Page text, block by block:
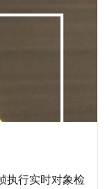
执行实时对象检